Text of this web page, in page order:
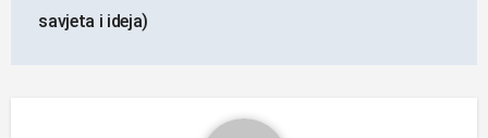
savjeta i ideja)